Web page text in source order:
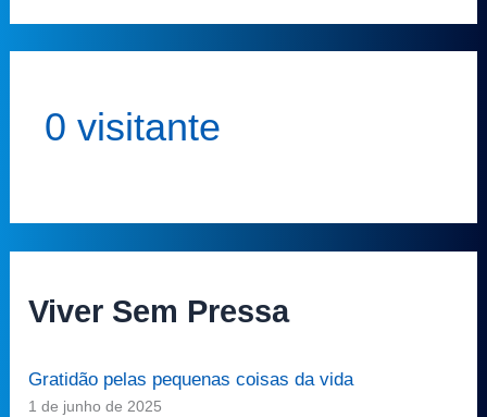
0 visitante
Viver Sem Pressa
Gratidão pelas pequenas coisas da vida
1 de junho de 2025